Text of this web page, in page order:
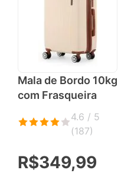
Mala de Bordo 10kg
com Frasqueira
4.6 / 5
(187)
R$349,99